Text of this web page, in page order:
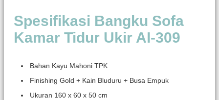
Spesifikasi Bangku Sofa
Kamar Tidur Ukir AI-309
Bahan Kayu Mahoni TPK
Finishing Gold + Kain Bluduru + Busa Empuk
Ukuran 160 x 60 x 50 cm